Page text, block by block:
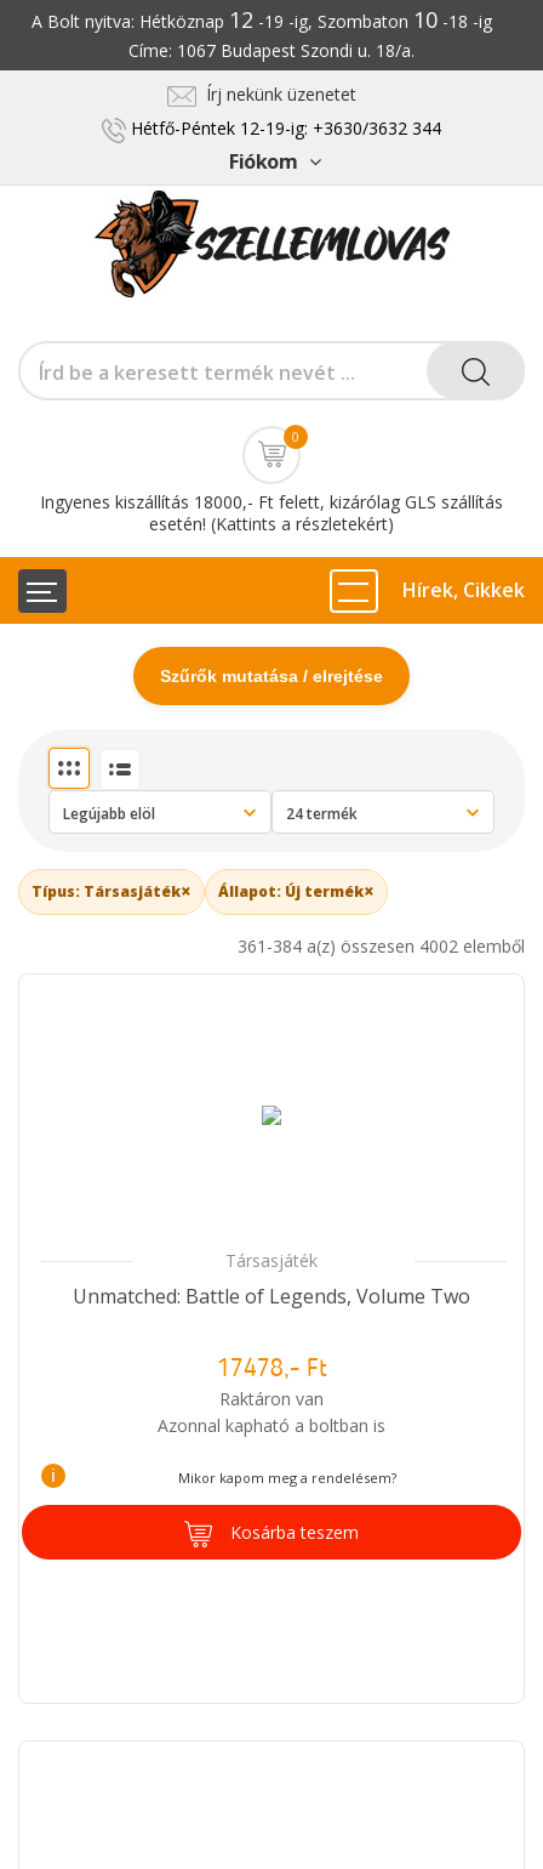
A Bolt nyitva: Hétköznap 12 -19 -ig, Szombaton 10 -18 -ig
Címe: 1067 Budapest Szondi u. 18/a.
Írj nekünk üzenetet
Hétfő-Péntek 12-19-ig: +3630/3632 344
Fiókom
0
Ingyenes kiszállítás 18000,- Ft felett, kizárólag GLS szállítás
esetén! (Kattints a részletekért)
Hírek, Cikkek
Szűrők mutatása / elrejtése
Típus: Társasjáték× Állapot: Új termék×
361-384 a(z) összesen 4002 elemből
Társasjáték
Unmatched: Battle of Legends, Volume Two
17478,- Ft
Raktáron van
Azonnal kapható a boltban is
i Mikor kapom meg a rendelésem?
Kosárba teszem